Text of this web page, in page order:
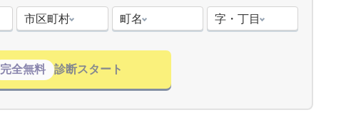
市区町村 町名 字・丁目
完全無料 診断スタート